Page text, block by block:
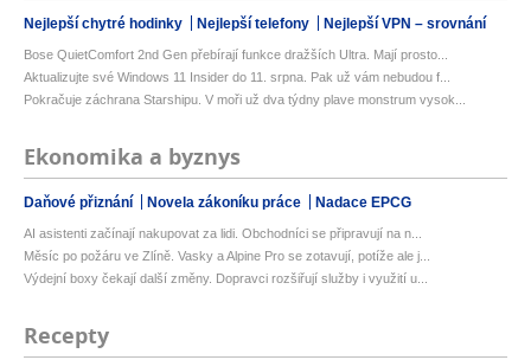
Nejlepší chytré hodinky Nejlepší telefony Nejlepší VPN – srovnání
Bose QuietComfort 2nd Gen přebírají funkce dražších Ultra. Mají prosto...
Aktualizujte své Windows 11 Insider do 11. srpna. Pak už vám nebudou f...
Pokračuje záchrana Starshipu. V moři už dva týdny plave monstrum vysok...
Ekonomika a byznys
Daňové přiznání Novela zákoníku práce Nadace EPCG
AI asistenti začínají nakupovat za lidi. Obchodníci se připravují na n...
Měsíc po požáru ve Zlíně. Vasky a Alpine Pro se zotavují, potíže ale j...
Výdejní boxy čekají další změny. Dopravci rozšiřují služby i využití u...
Recepty